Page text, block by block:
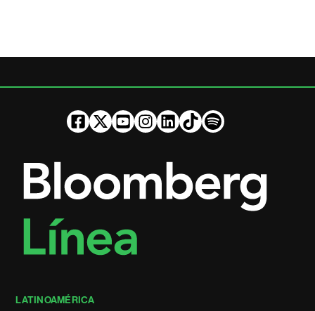
LATINOAMÉRICA